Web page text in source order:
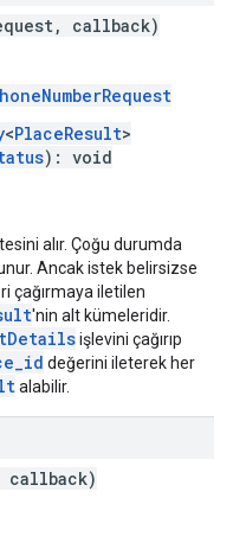
callback)
<PlaceResult>
): void
alır. Çoğu durumda
Ancak istek belirsizse
çağırmaya iletilen
'nin alt kümeleridir.
işlevini çağırıp
değerini ileterek her
alabilir.
callback)